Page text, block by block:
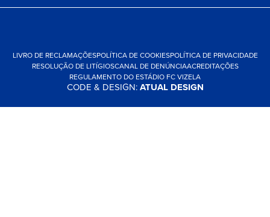
LIVRO DE RECLAMAÇÕESPOLÍTICA DE COOKIESPOLÍTICA DE PRIVACIDADE
RESOLUÇÃO DE LITÍGIOSCANAL DE DENÚNCIAACREDITAÇÕES
REGULAMENTO DO ESTÁDIO FC VIZELA
CODE & DESIGN:ATUAL DESIGN